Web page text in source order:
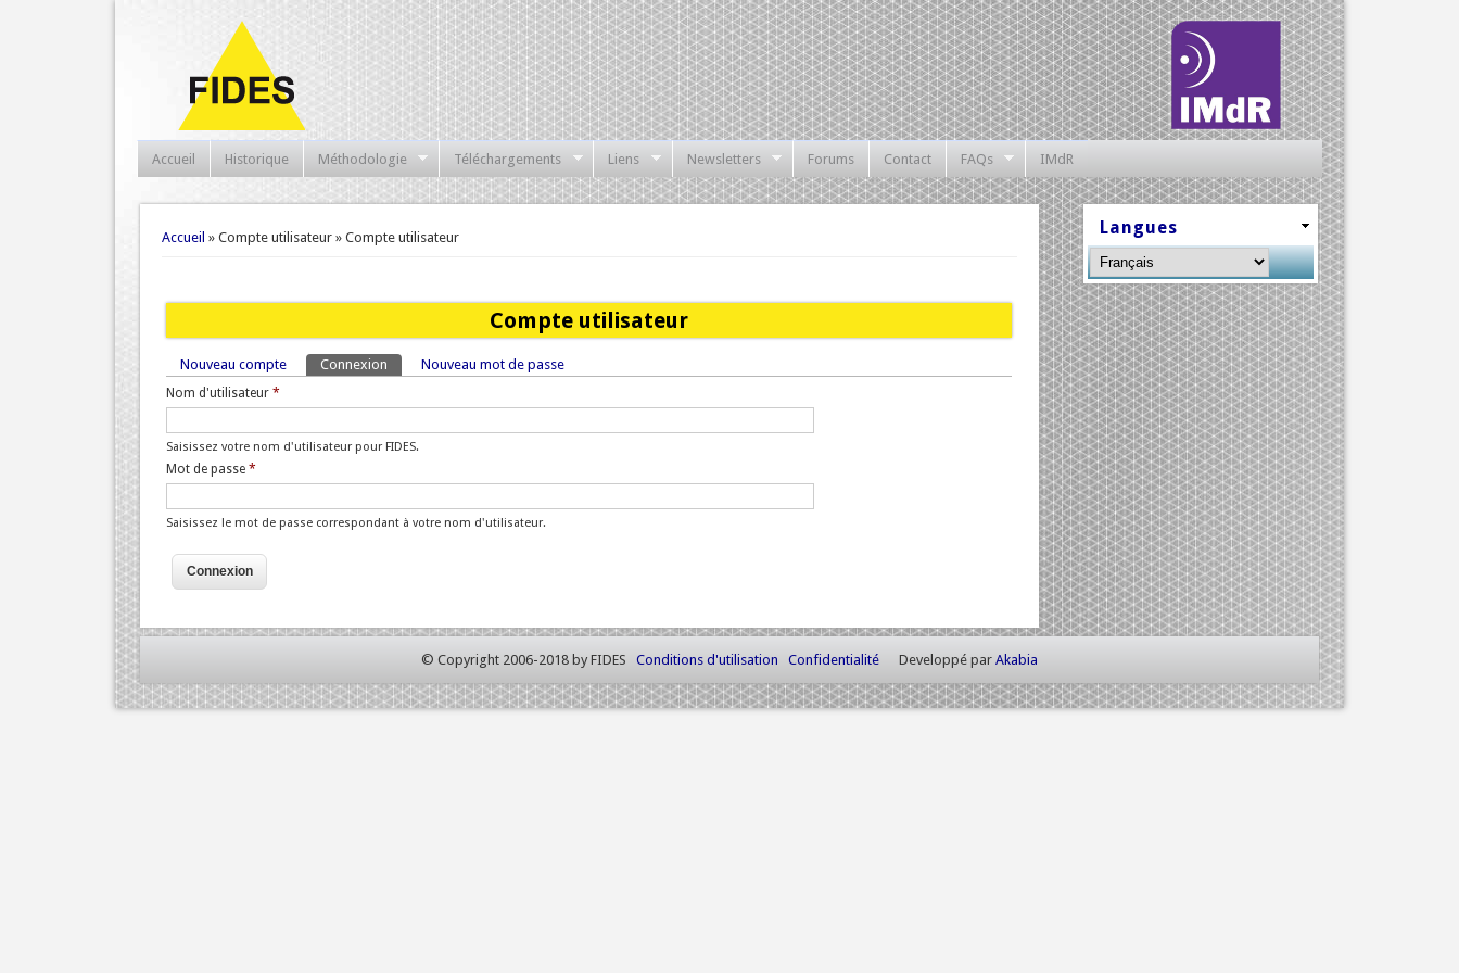
Accueil Historique Méthodologie Téléchargements Liens Newsletters Forums Contact FAQs IMdR
Vous êtes ici
Accueil » Compte utilisateur » Compte utilisateur
Compte utilisateur
Onglets principaux
Nouveau compte Connexion (onglet actif)
Nouveau mot de passe
Nom d'utilisateur*
Saisissez votre nom d'utilisateur pour FIDES.
Mot de passe*
Saisissez le mot de passe correspondant à votre nom d'utilisateur.
Langues
© Copyright 2006-2018 by FIDES Conditions d'utilisation Confidentialité Developpé par Akabia